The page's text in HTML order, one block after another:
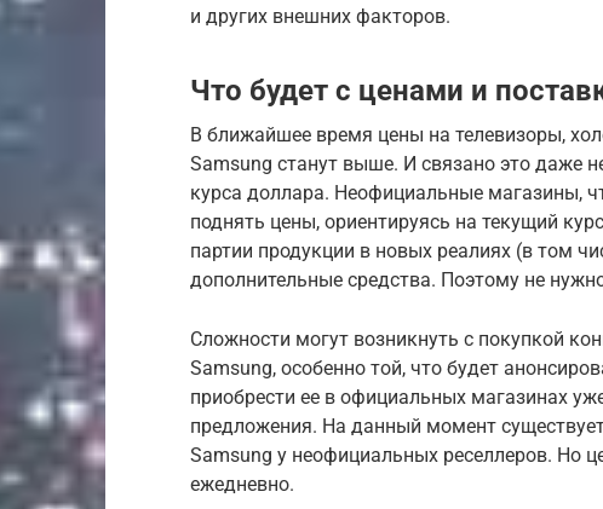
и других внешних факторов.
Что будет с ценами и
В ближайшее время цены на телевизоры,
Samsung станут выше. И связано это даже
курса доллара. Неофициальные магазины,
поднять цены, ориентируясь на текущий
партии продукции в новых реалиях (в том
дополнительные средства. Поэтому не
Сложности могут возникнуть с покупкой
Samsung, особенно той, что будет
приобрести ее в официальных магазинах
предложения. На данный момент
Samsung у неофициальных реселлеров. Но
ежедневно.